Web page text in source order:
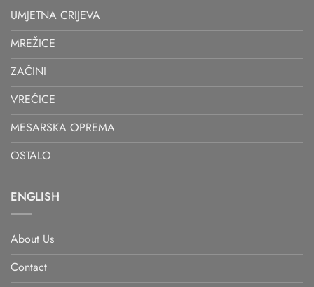
UMJETNA CRIJEVA
MREŽICE
ZAČINI
VREĆICE
MESARSKA OPREMA
OSTALO
ENGLISH
About Us
Contact